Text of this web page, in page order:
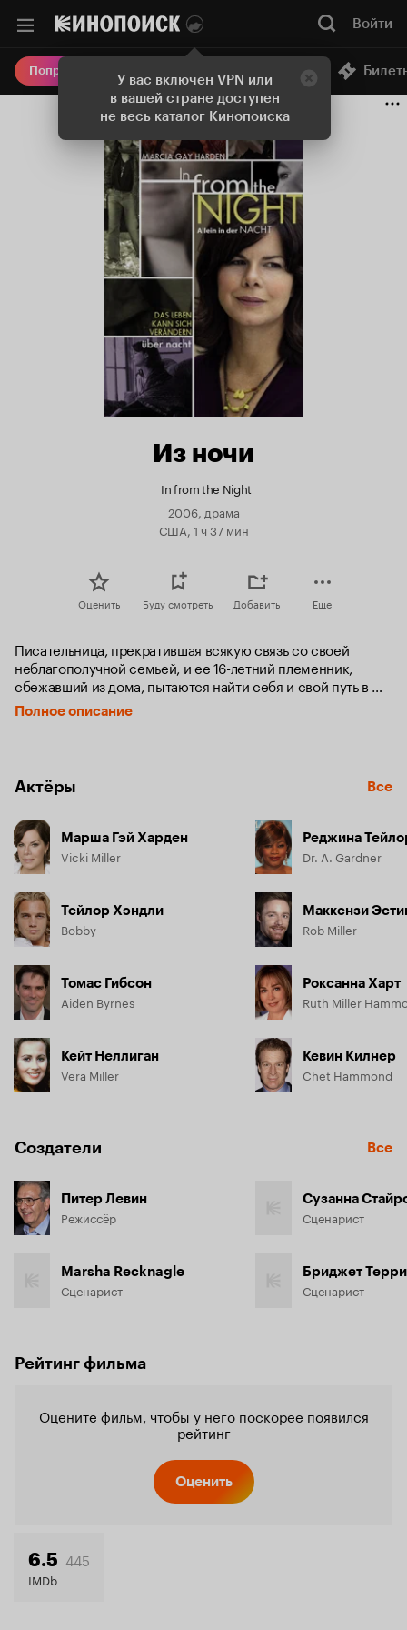
У вас включен VPN или
в вашей стране доступен
не весь каталог Кинопоиска
Войти
Попробовать Плюс Онлайн-кинотеатр
Из ночи
In from the Night
2006, драма
США, 1 ч 37 мин
Оценить Буду смотреть Добавить Еще
Писательница, прекратившая всякую связь со своей
неблагополучной семьей, и ее 16-летний племенник,
сбежавший из дома, пытаются найти себя и свой путь в
этом неприветливом мире.
Полное описание
Актёры Все
Марша Гэй Харден
Vicki Miller
Тейлор Хэндли
Bobby
Томас Гибсон
Aiden Byrnes
Кейт Неллиган
Vera Miller
Реджина
Dr. A. Gardner
Маккензи
Rob Miller
Роксанна Харт
Ruth Miller
Кевин Килнер
Chet Hammond
Создатели Все
Питер Левин
Режиссёр
Marsha Recknagle
Сценарист
Сузанна
Сценарист
Бриджет Терри
Сценарист
Рейтинг фильма
Оцените фильм, чтобы у него поскорее появился
рейтинг
Оценить
6.5 445
IMDb